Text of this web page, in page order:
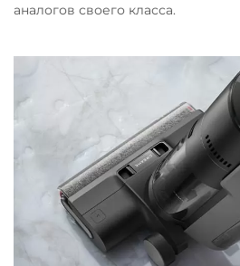
аналогов своего класса.